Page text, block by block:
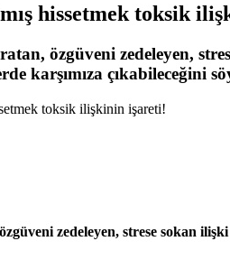
hissetmek toksik
özgüveni zedeleyen,
karşımıza çıkabileceğini
zedeleyen, strese sokan